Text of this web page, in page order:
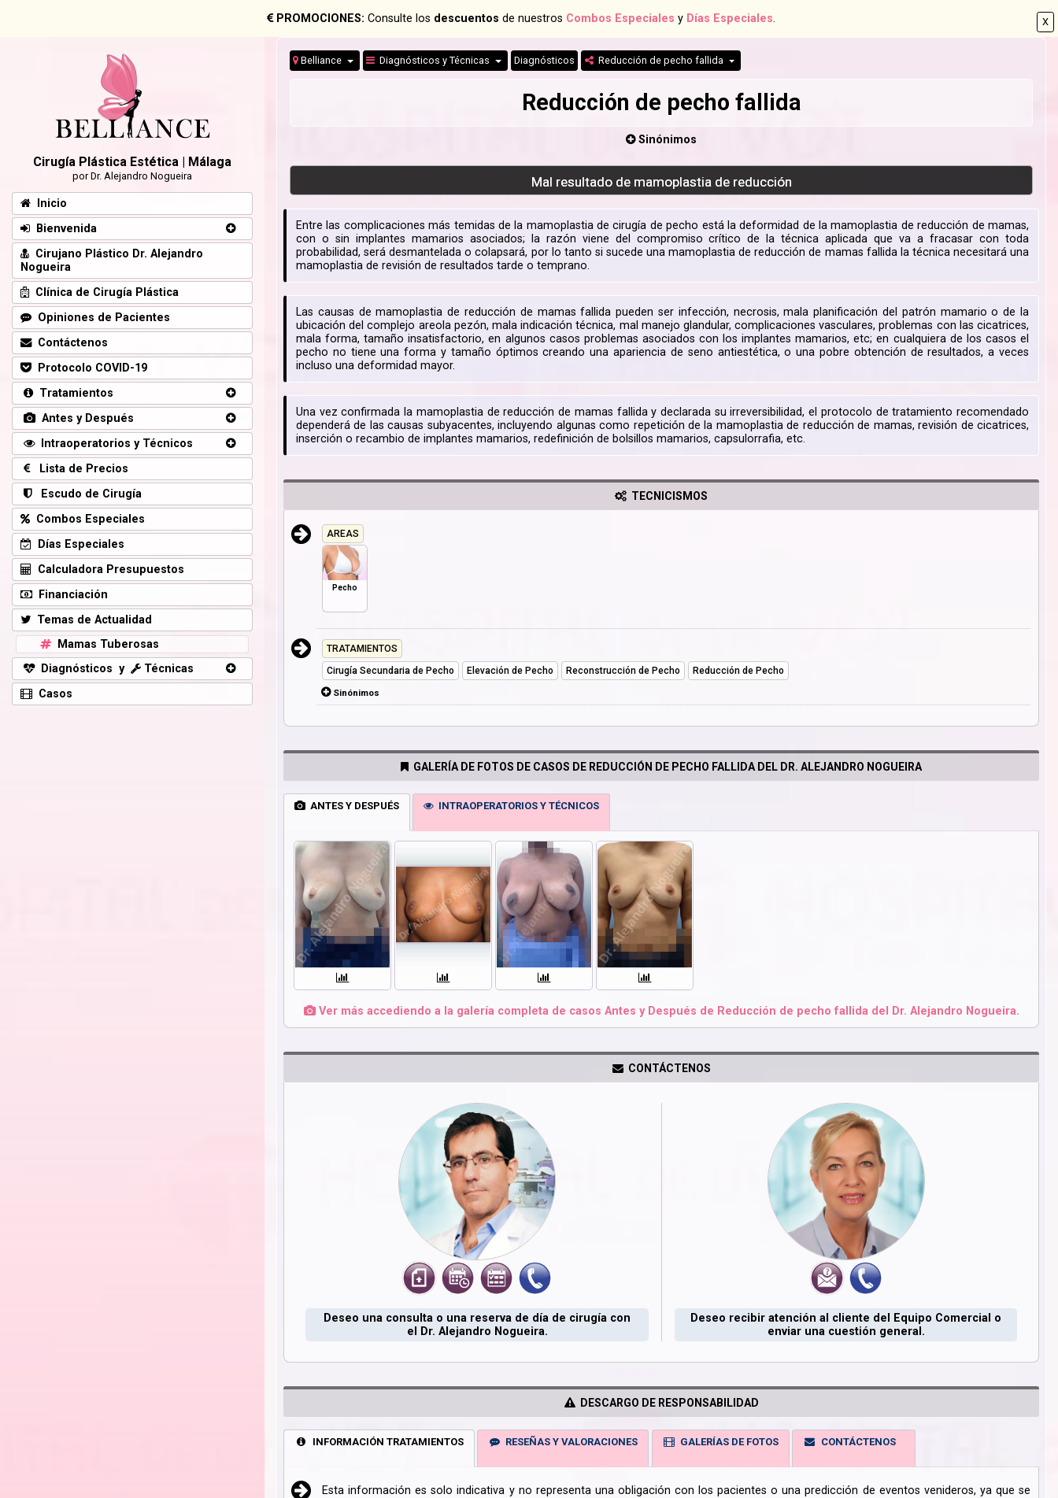
X
PROMOCIONES: Consulte los descuentos de nuestros Combos Especiales y Días Especiales.
Belliance Diagnósticos y Técnicas Diagnósticos Reducción de pecho fallida
Reducción de pecho fallida
Sinónimos
Mal resultado de mamoplastia de reducción
Entre las complicaciones más temidas de la mamoplastia de cirugía de pecho está la deformidad de la mamoplastia de reducción de mamas,
con o sin implantes mamarios asociados; la razón viene del compromiso crítico de la técnica aplicada que va a fracasar con toda
probabilidad, será desmantelada o colapsará, por lo tanto si sucede una mamoplastia de reducción de mamas fallida la técnica necesitará una
mamoplastia de revisión de resultados tarde o temprano.
Las causas de mamoplastia de reducción de mamas fallida pueden ser infección, necrosis, mala planificación del patrón mamario o de la
ubicación del complejo areola pezón, mala indicación técnica, mal manejo glandular, complicaciones vasculares, problemas con las cicatrices,
mala forma, tamaño insatisfactorio, en algunos casos problemas asociados con los implantes mamarios, etc; en cualquiera de los casos el
pecho no tiene una forma y tamaño óptimos creando una apariencia de seno antiestética, o una pobre obtención de resultados, a veces
incluso una deformidad mayor.
Una vez confirmada la mamoplastia de reducción de mamas fallida y declarada su irreversibilidad, el protocolo de tratamiento recomendado
dependerá de las causas subyacentes, incluyendo algunas como repetición de la mamoplastia de reducción de mamas, revisión de cicatrices,
inserción o recambio de implantes mamarios, redefinición de bolsillos mamarios, capsulorrafia, etc.
TECNICISMOS
AREAS
Pecho
TRATAMIENTOS
Cirugía Secundaria de Pecho
Elevación de Pecho Reconstrucción de Pecho
Reducción de Pecho
Sinónimos
GALERÍA DE FOTOS DE CASOS DE REDUCCIÓN DE PECHO FALLIDA DEL DR. ALEJANDRO NOGUEIRA
ANTES Y DESPUÉS INTRAOPERATORIOS Y TÉCNICOS
Ver más accediendo a la galería completa de casos Antes y Después de Reducción de pecho fallida del Dr. Alejandro Nogueira.
CONTÁCTENOS
Deseo una consulta o una reserva de día de cirugía con
el Dr. Alejandro Nogueira.
Deseo recibir atención al cliente del Equipo Comercial o
enviar una cuestión general.
DESCARGO DE RESPONSABILIDAD
INFORMACIÓN TRATAMIENTOS RESEÑAS Y VALORACIONES GALERÍAS DE FOTOS CONTÁCTENOS
Esta información es solo indicativa y no representa una obligación con los pacientes o una predicción de eventos venideros, ya que se
Cirugía Plástica Estética | Málaga
por Dr. Alejandro Nogueira
Inicio
Bienvenida
Cirujano Plástico Dr. Alejandro
Nogueira
Clínica de Cirugía Plástica
Opiniones de Pacientes
Contáctenos
Protocolo COVID-19
Tratamientos
Antes y Después
Intraoperatorios y Técnicos
Lista de Precios
Escudo de Cirugía
Combos Especiales
Días Especiales
Calculadora Presupuestos
Financiación
Temas de Actualidad
Mamas Tuberosas
Diagnósticos y
Técnicas
Casos